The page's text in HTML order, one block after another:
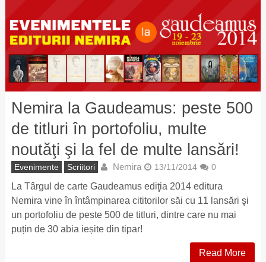
Nemira la Gaudeamus: peste 500
de titluri în portofoliu, multe
noutăţi şi la fel de multe lansări!
Evenimente Scriitori Nemira 13/11/2014 0
La Târgul de carte Gaudeamus ediţia 2014 editura
Nemira vine în întâmpinarea cititorilor săi cu 11 lansări şi
un portofoliu de peste 500 de titluri, dintre care nu mai
puțin de 30 abia ieșite din tipar!
Read More